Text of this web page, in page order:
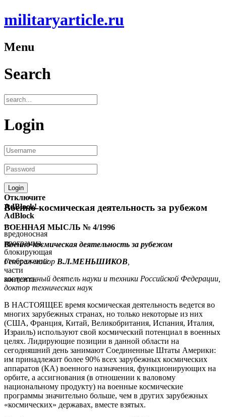
militaryarticle.ru
Menu
Search
Login
Отключите
AdBlock!
AdBlock
—
вредоносная
программа,
блокирующая
отображение
части
контента.
Военно-космическая деятельность за рубежом
ВОЕННАЯ МЫСЛЬ № 4/1996
Военно-космическая деятельность за рубежом
Генерал-майор В.Л.МЕНЬШИКОВ
заслуженный деятель науки и техники Российской Федерации,
доктор технических наук
В НАСТОЯЩЕЕ время космическая деятельность ведется во
многих зарубежных странах, но только некоторые из них
(США, Франция, Китай, Великобритания, Испания, Италия,
Израиль) используют свой космический потенциал в военных
целях. Лидирующие позиции в данной области на
сегодняшний день занимают Соединенные Штаты Америки:
им принадлежит более 90% всех зарубежных космических
аппаратов (КА) военного назначения, функционирующих на
орбите, а ассигнования (в отношении к валовому
национальному продукту) на военные космические
программы значительно больше, чем в других зарубежных
«космических» державах, вместе взятых.